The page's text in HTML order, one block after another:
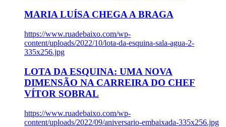
MARIA LUÍSA CHEGA A BRAGA
https://www.ruadebaixo.com/wp-
content/uploads/2022/10/lota-da-esquina-sala-agua-2-
335x256.jpg
LOTA DA ESQUINA: UMA NOVA
DIMENSÃO NA CARREIRA DO CHEF
VÍTOR SOBRAL
https://www.ruadebaixo.com/wp-
content/uploads/2022/09/aniversario-embaixada-335x256.jpg